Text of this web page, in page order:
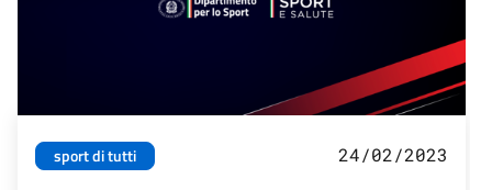
sport di tutti 24/02/2023